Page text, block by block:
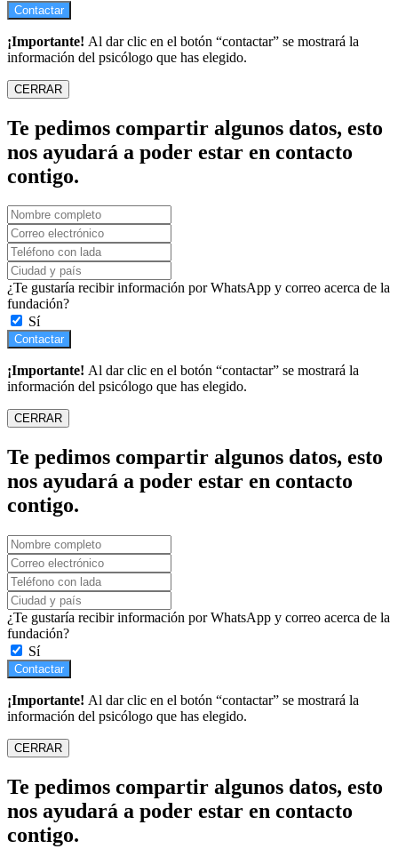
Contactar
¡Importante! Al dar clic en el botón “contactar” se mostrará la
información del psicólogo que has elegido.
CERRAR
Te pedimos compartir algunos datos, esto
nos ayudará a poder estar en contacto
contigo.
¿Te gustaría recibir información por WhatsApp y correo acerca de la
fundación?
Sí
Contactar
¡Importante! Al dar clic en el botón “contactar” se mostrará la
información del psicólogo que has elegido.
CERRAR
Te pedimos compartir algunos datos, esto
nos ayudará a poder estar en contacto
contigo.
¿Te gustaría recibir información por WhatsApp y correo acerca de la
fundación?
Sí
Contactar
¡Importante! Al dar clic en el botón “contactar” se mostrará la
información del psicólogo que has elegido.
CERRAR
Te pedimos compartir algunos datos, esto
nos ayudará a poder estar en contacto
contigo.